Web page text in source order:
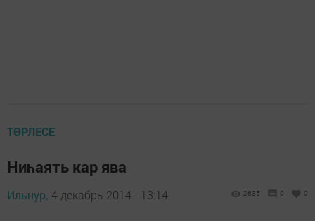
ТӨРЛЕСЕ
Ниһаять кар ява
Ильнур, 4 декабрь 2014 - 13:14 2635 0 0